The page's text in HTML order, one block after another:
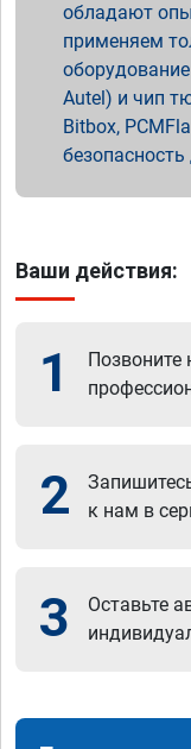
обладают
применяем
Autel) и чип
Bitbox,
Ваши действия:
1 Позвоните
2
к нам в
3
Оставьте